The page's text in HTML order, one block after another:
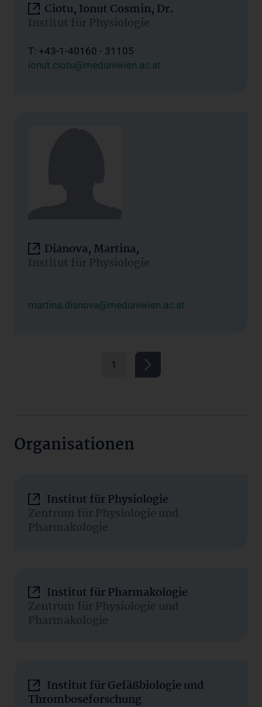
Ciotu, Ionut Cosmin, Dr.
Institut für Physiologie
T: +43-1-40160 - 31105
ionut.ciotu@meduniwien.ac.at
Dianova, Martina,
Institut für Physiologie
martina.dianova@meduniwien.ac.at
1
Organisationen
Institut für Physiologie
Zentrum für Physiologie und
Pharmakologie
Institut für Pharmakologie
Zentrum für Physiologie und
Pharmakologie
Institut für Gefäßbiologie und
Thromboseforschung